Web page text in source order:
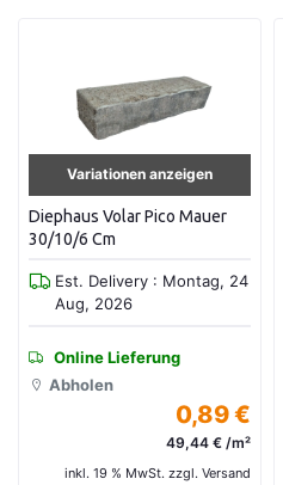
Variationen anzeigen
Diephaus Volar Pico Mauer
30/10/6 Cm
Est. Delivery : Montag, 24
Aug, 2026
Online Lieferung
Abholen
0,89 €
49,44 € /m²
inkl. 19 % MwSt. zzgl. Versand